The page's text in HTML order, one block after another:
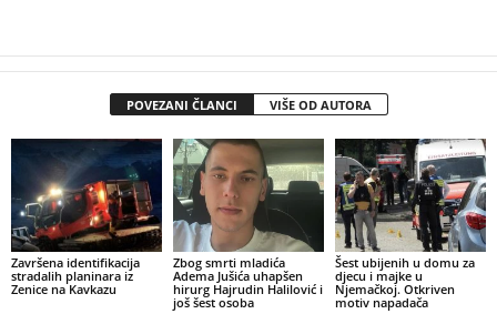
POVEZANI ČLANCI VIŠE OD AUTORA
Završena identifikacija
stradalih planinara iz
Zenice na Kavkazu
Zbog smrti mladića
Adema Jušića uhapšen
hirurg Hajrudin Halilović i
još šest osoba
Šest ubijenih u domu za
djecu i majke u
Njemačkoj. Otkriven
motiv napadača